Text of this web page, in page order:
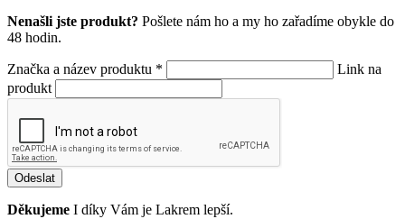
Nenašli jste produkt? Pošlete nám ho a my ho zařadíme obykle do
48 hodin.
Značka a název produktu *
Link na
produkt
Odeslat
Děkujeme I díky Vám je Lakrem lepší.